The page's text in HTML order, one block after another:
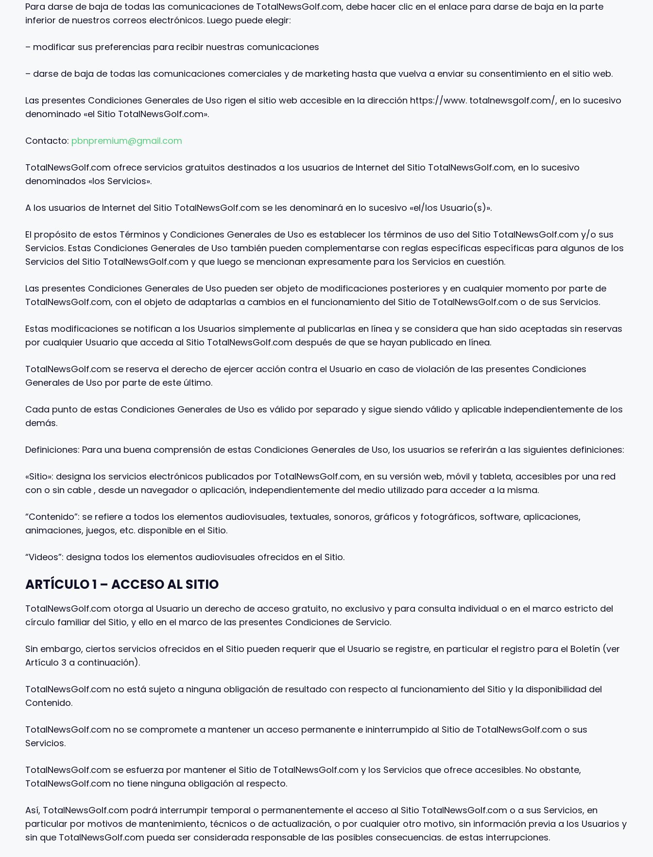
Para darse de baja de todas las comunicaciones de TotalNewsGolf.com, debe hacer clic en el enlace para darse de baja en la parte
inferior de nuestros correos electrónicos. Luego puede elegir:
– modificar sus preferencias para recibir nuestras comunicaciones
– darse de baja de todas las comunicaciones comerciales y de marketing hasta que vuelva a enviar su consentimiento en el sitio web.
Las presentes Condiciones Generales de Uso rigen el sitio web accesible en la dirección https://www. totalnewsgolf.com/, en lo sucesivo
denominado «el Sitio TotalNewsGolf.com».
Contacto: pbnpremium@gmail.com
TotalNewsGolf.com ofrece servicios gratuitos destinados a los usuarios de Internet del Sitio TotalNewsGolf.com, en lo sucesivo
denominados «los Servicios».
A los usuarios de Internet del Sitio TotalNewsGolf.com se les denominará en lo sucesivo «el/los Usuario(s)».
El propósito de estos Términos y Condiciones Generales de Uso es establecer los términos de uso del Sitio TotalNewsGolf.com y/o sus
Servicios. Estas Condiciones Generales de Uso también pueden complementarse con reglas específicas específicas para algunos de los
Servicios del Sitio TotalNewsGolf.com y que luego se mencionan expresamente para los Servicios en cuestión.
Las presentes Condiciones Generales de Uso pueden ser objeto de modificaciones posteriores y en cualquier momento por parte de
TotalNewsGolf.com, con el objeto de adaptarlas a cambios en el funcionamiento del Sitio de TotalNewsGolf.com o de sus Servicios.
Estas modificaciones se notifican a los Usuarios simplemente al publicarlas en línea y se considera que han sido aceptadas sin reservas
por cualquier Usuario que acceda al Sitio TotalNewsGolf.com después de que se hayan publicado en línea.
TotalNewsGolf.com se reserva el derecho de ejercer acción contra el Usuario en caso de violación de las presentes Condiciones
Generales de Uso por parte de este último.
Cada punto de estas Condiciones Generales de Uso es válido por separado y sigue siendo válido y aplicable independientemente de los
demás.
Definiciones: Para una buena comprensión de estas Condiciones Generales de Uso, los usuarios se referirán a las siguientes definiciones:
«Sitio»: designa los servicios electrónicos publicados por TotalNewsGolf.com, en su versión web, móvil y tableta, accesibles por una red
con o sin cable , desde un navegador o aplicación, independientemente del medio utilizado para acceder a la misma.
“Contenido”: se refiere a todos los elementos audiovisuales, textuales, sonoros, gráficos y fotográficos, software, aplicaciones,
animaciones, juegos, etc. disponible en el Sitio.
“Videos”: designa todos los elementos audiovisuales ofrecidos en el Sitio.
ARTÍCULO 1 – ACCESO AL SITIO
TotalNewsGolf.com otorga al Usuario un derecho de acceso gratuito, no exclusivo y para consulta individual o en el marco estricto del
círculo familiar del Sitio, y ello en el marco de las presentes Condiciones de Servicio.
Sin embargo, ciertos servicios ofrecidos en el Sitio pueden requerir que el Usuario se registre, en particular el registro para el Boletín (ver
Artículo 3 a continuación).
TotalNewsGolf.com no está sujeto a ninguna obligación de resultado con respecto al funcionamiento del Sitio y la disponibilidad del
Contenido.
TotalNewsGolf.com no se compromete a mantener un acceso permanente e ininterrumpido al Sitio de TotalNewsGolf.com o sus
Servicios.
TotalNewsGolf.com se esfuerza por mantener el Sitio de TotalNewsGolf.com y los Servicios que ofrece accesibles. No obstante,
TotalNewsGolf.com no tiene ninguna obligación al respecto.
Así, TotalNewsGolf.com podrá interrumpir temporal o permanentemente el acceso al Sitio TotalNewsGolf.com o a sus Servicios, en
particular por motivos de mantenimiento, técnicos o de actualización, o por cualquier otro motivo, sin información previa a los Usuarios y
sin que TotalNewsGolf.com pueda ser considerada responsable de las posibles consecuencias. de estas interrupciones.